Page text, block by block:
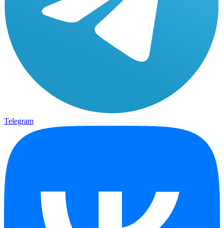
Telegram